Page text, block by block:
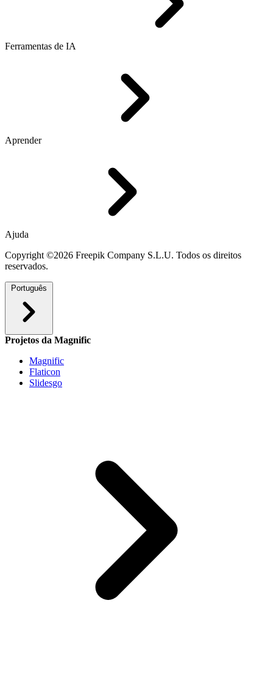
Ferramentas de IA
Aprender
Ajuda
Copyright ©2026 Freepik Company S.L.U. Todos os direitos
reservados.
Português
Projetos da Magnific
Magnific
Flaticon
Slidesgo